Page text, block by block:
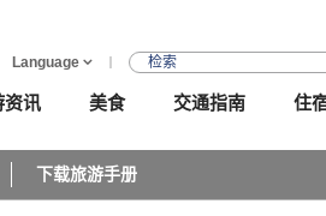
Language
资讯 美食 交通指南 住
下载旅游手册